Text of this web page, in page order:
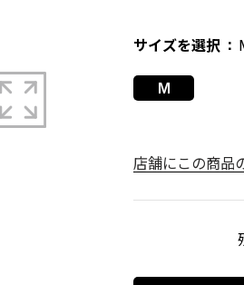
サイズを選択
M
店舗にこの商品